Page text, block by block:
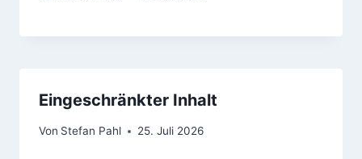
Eingeschränkter Inhalt
Von Stefan Pahl 25. Juli 2026